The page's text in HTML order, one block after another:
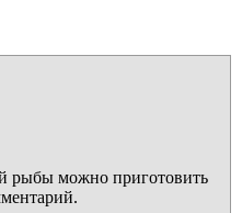
рыбы можно приготовить